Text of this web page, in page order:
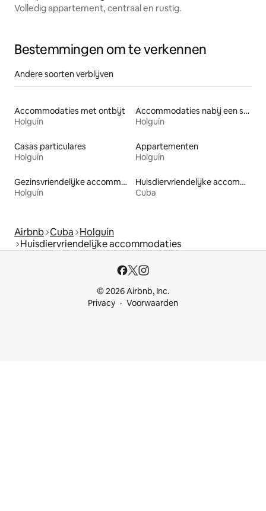
Volledig appartement, centraal en rustig.
Bestemmingen om te verkennen
Andere soorten verblijven
Accommodaties met ontbijt
Holguín
Accommodaties nabij een strand
Holguín
Casas particulares
Holguín
Appartementen
Holguín
Gezinsvriendelijke accommodaties
Holguín
Huisdiervriendelijke accommodaties
Cuba
Airbnb Cuba Holguín
Huisdiervriendelijke accommodaties
© 2026 Airbnb, Inc.
Privacy
Voorwaarden